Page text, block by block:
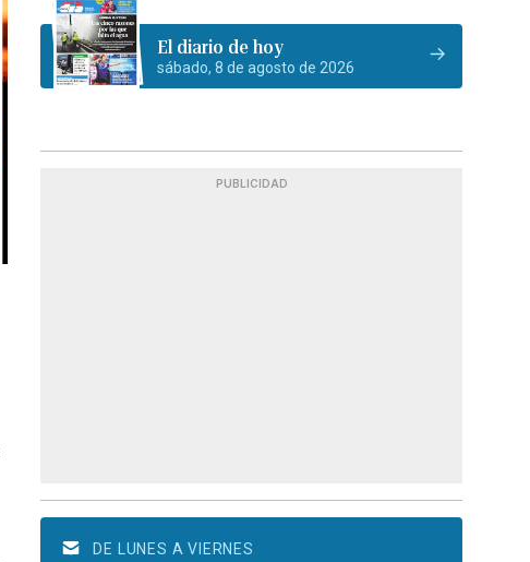
El diario de hoy
sábado, 8 de agosto de 2026
PUBLICIDAD
DE LUNES A VIERNES